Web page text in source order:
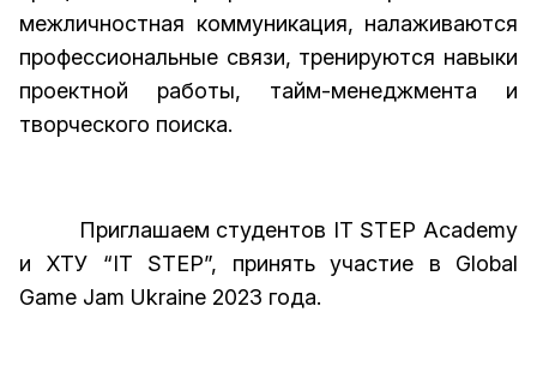
межличностная коммуникация, налаживаются
профессиональные связи, тренируются навыки
проектной работы, тайм-менеджмента и
творческого поиска.
Приглашаем студентов IT STEP Academy
и ХТУ “IT STEP”, принять участие в Global
Game Jam Ukraine 2023 года.